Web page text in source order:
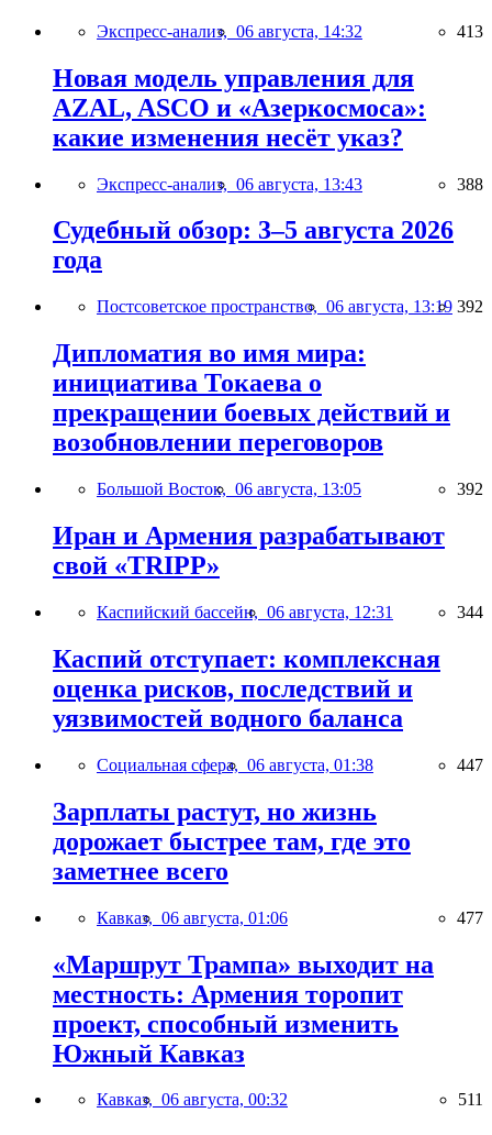
Экспресс-анализ, 06 августа, 14:32 413
Новая модель управления для
AZAL, ASCO и «Азеркосмоса»:
какие изменения несёт указ?
Экспресс-анализ, 06 августа, 13:43 388
Судебный обзор: 3–5 августа 2026
года
Постсоветское пространство, 06 августа, 13:19 392
Дипломатия во имя мира:
инициатива Токаева о
прекращении боевых действий и
возобновлении переговоров
Большой Восток, 06 августа, 13:05 392
Иран и Армения разрабатывают
свой «TRIPP»
Каспийский бассейн, 06 августа, 12:31 344
Каспий отступает: комплексная
оценка рисков, последствий и
уязвимостей водного баланса
Социальная сфера, 06 августа, 01:38 447
Зарплаты растут, но жизнь
дорожает быстрее там, где это
заметнее всего
Кавказ, 06 августа, 01:06 477
«Маршрут Трампа» выходит на
местность: Армения торопит
проект, способный изменить
Южный Кавказ
Кавказ, 06 августа, 00:32 511